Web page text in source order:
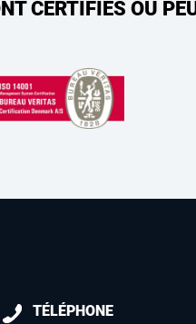
CERTIFIÉS OU
TÉLÉPHONE